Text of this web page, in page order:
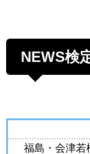
NEWS検
福島・会津若